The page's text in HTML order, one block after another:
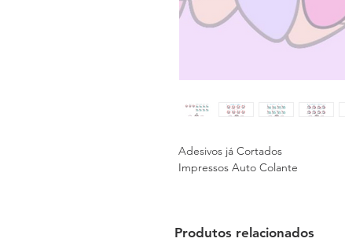
Adesivos já Cortados
Impressos Auto Colante
Produtos relacionados